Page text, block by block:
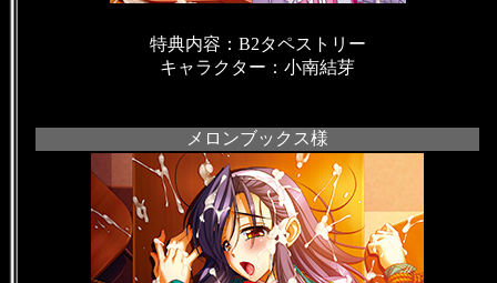
特典内容：B2タペストリー
キャラクター：小南結芽
メロンブックス様